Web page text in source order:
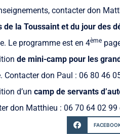
contacter don
de la Toussaint et du jour des
Le programme est en 4ème
de mini-camp pour les
Contacter don Paul : 06 80 46
d’un camp de servants
don Matthieu : 06 70 64 02 99